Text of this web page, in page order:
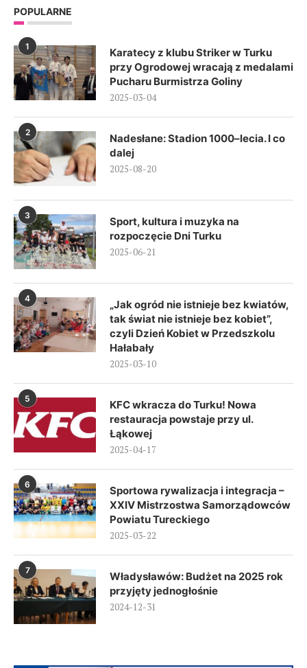
POPULARNE
1
Karatecy z klubu Striker w Turku
przy Ogrodowej wracają z medalami
Pucharu Burmistrza Goliny
2025-03-04
2
Nadesłane: Stadion 1000–lecia. I co
dalej
2025-08-20
3
Sport, kultura i muzyka na
rozpoczęcie Dni Turku
2025-06-21
4
„Jak ogród nie istnieje bez kwiatów,
tak świat nie istnieje bez kobiet”,
czyli Dzień Kobiet w Przedszkolu
Hałabały
2025-03-10
5
KFC wkracza do Turku! Nowa
restauracja powstaje przy ul.
Łąkowej
2025-04-17
6
Sportowa rywalizacja i integracja –
XXIV Mistrzostwa Samorządowców
Powiatu Tureckiego
2025-03-22
7
Władysławów: Budżet na 2025 rok
przyjęty jednogłośnie
2024-12-31